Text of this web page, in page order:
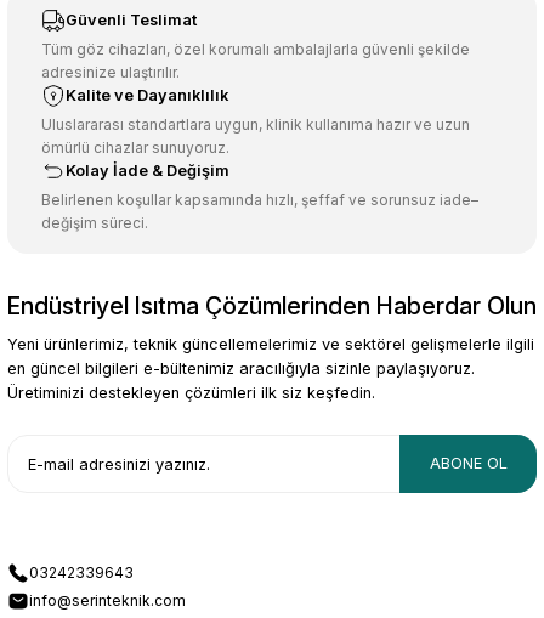
Ürün resmi kalitesiz, bozuk veya görüntülenemiyor.
Ürün açıklamasında eksik bilgiler bulunuyor.
Ürün bilgilerinde hatalar bulunuyor.
Ürün fiyatı diğer sitelerden daha pahalı.
Bu ürüne benzer farklı alternatifler olmalı.
Gönder
Güvenli Teslimat
Tüm göz cihazları, özel korumalı ambalajlarla güvenli şekilde
adresinize ulaştırılır.
Kalite ve Dayanıklılık
Uluslararası standartlara uygun, klinik kullanıma hazır ve uzun
ömürlü cihazlar sunuyoruz.
Kolay İade & Değişim
Belirlenen koşullar kapsamında hızlı, şeffaf ve sorunsuz iade–
değişim süreci.
Endüstriyel Isıtma Çözümlerinden Haberdar Olun
Yeni ürünlerimiz, teknik güncellemelerimiz ve sektörel gelişmelerle ilgili
en güncel bilgileri e-bültenimiz aracılığıyla sizinle paylaşıyoruz.
Üretiminizi destekleyen çözümleri ilk siz keşfedin.
ABONE OL
03242339643
info@serinteknik.com